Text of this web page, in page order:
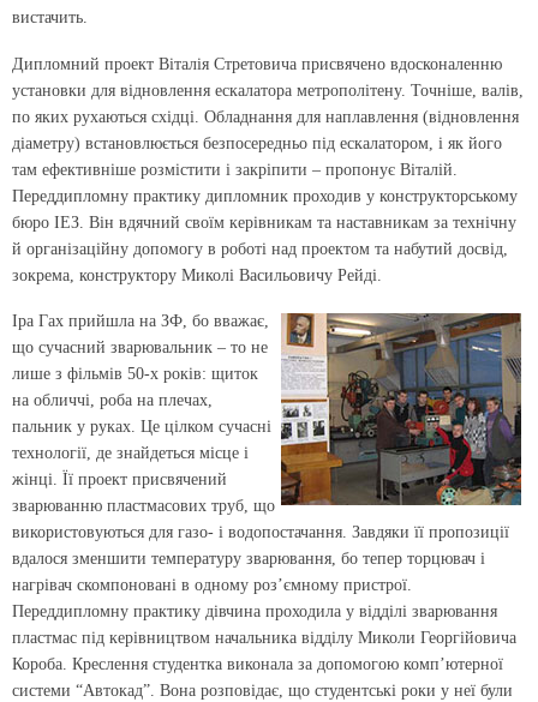
вистачить.
Дипломний проект Віталія Стретовича присвячено вдосконаленню
установки для відновлення ескалатора метрополітену. Точніше, валів,
по яких рухаються східці. Обладнання для наплавлення (відновлення
діаметру) встановлюється безпосередньо під ескалатором, і як його
там ефективніше розмістити і закріпити – пропонує Віталій.
Переддипломну практику дипломник проходив у конструкторському
бюро ІЕЗ. Він вдячний своїм керівникам та наставникам за технічну
й організаційну допомогу в роботі над проектом та набутий досвід,
зокрема, конструктору Миколі Васильовичу Рейді.
Іра Гах прийшла на ЗФ, бо вважає,
що сучасний зварювальник – то не
лише з фільмів 50-х років: щиток
на обличчі, роба на плечах,
пальник у руках. Це цілком сучасні
технології, де знайдеться місце і
жінці. Її проект присвячений
зварюванню пластмасових труб, що
використовуються для газо- і водопостачання. Завдяки її пропозиції
вдалося зменшити температуру зварювання, бо тепер торцювач і
нагрівач скомпоновані в одному роз’ємному пристрої.
Переддипломну практику дівчина проходила у відділі зварювання
пластмас під керівництвом начальника відділу Миколи Георгійовича
Короба. Креслення студентка виконала за допомогою комп’ютерної
системи “Автокад”. Вона розповідає, що студентські роки у неї були